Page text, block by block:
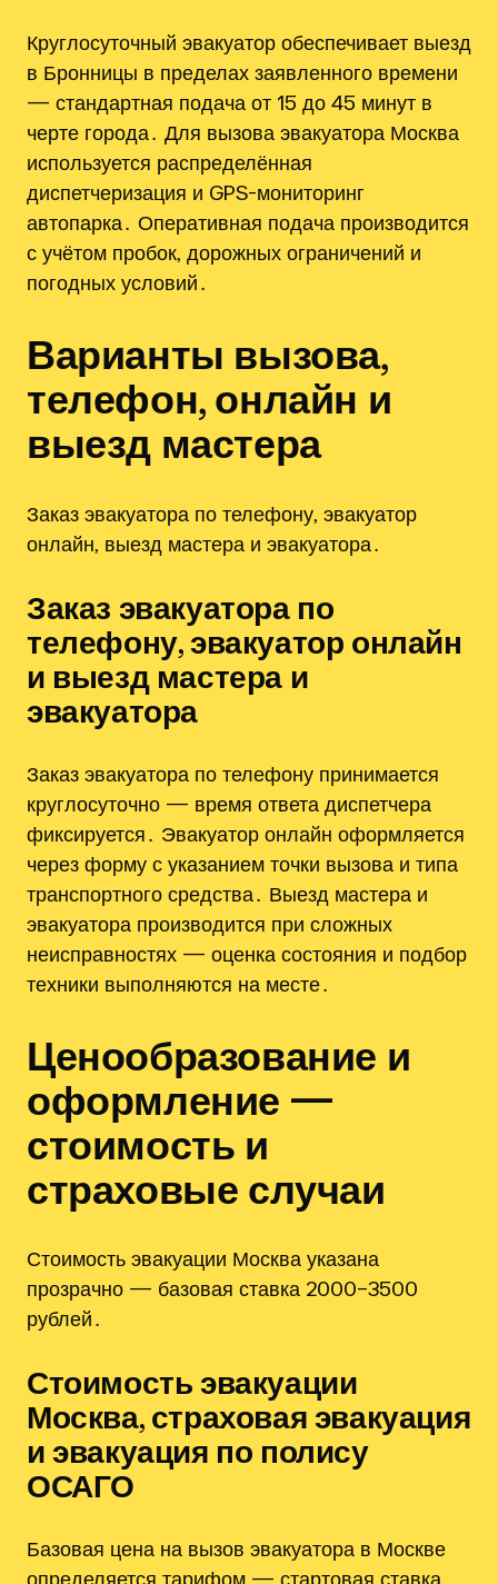
Круглосуточный эвакуатор обеспечивает выезд
в Бронницы в пределах заявленного времени
— стандартная подача от 15 до 45 минут в
черте города․ Для вызова эвакуатора Москва
используется распределённая
диспетчеризация и GPS-мониторинг
автопарка․ Оперативная подача производится
с учётом пробок‚ дорожных ограничений и
погодных условий․
Варианты вызова,
телефон‚ онлайн и
выезд мастера
Заказ эвакуатора по телефону‚ эвакуатор
онлайн‚ выезд мастера и эвакуатора․
Заказ эвакуатора по
телефону‚ эвакуатор онлайн
и выезд мастера и
эвакуатора
Заказ эвакуатора по телефону принимается
круглосуточно — время ответа диспетчера
фиксируется․ Эвакуатор онлайн оформляется
через форму с указанием точки вызова и типа
транспортного средства․ Выезд мастера и
эвакуатора производится при сложных
неисправностях — оценка состояния и подбор
техники выполняются на месте․
Ценообразование и
оформление —
стоимость и
страховые случаи
Стоимость эвакуации Москва указана
прозрачно — базовая ставка 2000–3500
рублей․
Стоимость эвакуации
Москва‚ страховая эвакуация
и эвакуация по полису
ОСАГО
Базовая цена на вызов эвакуатора в Москве
определяется тарифом — стартовая ставка